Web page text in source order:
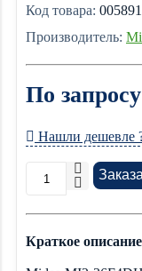
Код товара: 005891
Производитель:
По запросу
Нашли дешевле
Краткое описание